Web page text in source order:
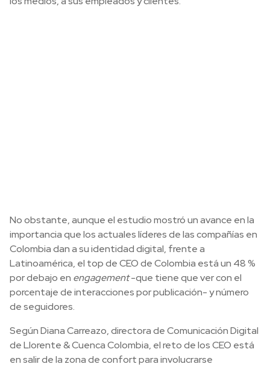
No obstante, aunque el estudio mostró un avance en la
importancia que los actuales líderes de las compañías en
Colombia dan a su identidad digital, frente a
Latinoamérica, el top de CEO de Colombia está un 48 %
por debajo en engagement-que tiene que ver con el
porcentaje de interacciones por publicación- y número
de seguidores.
Según Diana Carreazo, directora de Comunicación Digital
de Llorente & Cuenca Colombia, el reto de los CEO está
en salir de la zona de confort para involucrarse